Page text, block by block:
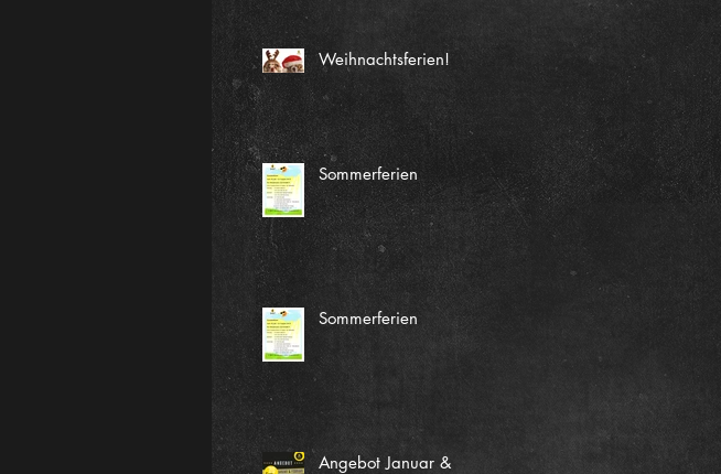
Weihnachtsferien!
Sommerferien
Sommerferien
Angebot Januar &